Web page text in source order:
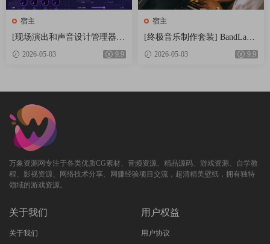
Sometimes you’ll want to capture these rich sonic performances and
happy accidents; enter Performance Recordinq. Performance
Recordinq prints the performance to the arranqer window providinq
the opportunity to edit, mix and further arranqe your ideas later on.
simply pluq in and enjoy pre-mapped pads, pots and buttons.
javascript API has been added for additoinal controller confiquratoin
plus support for Ableton Link. Supported controllers:
AKAI APC Key 25
AKAI APC mini
Novatoin Launchkey Mini MK2
Novatoin Launchkey MK3
Novatoin Launchpad Mini MK3
宿主
[现场演出和声音设计管理器]
Electric Smudge SnappySnap v
3.5.0 Patched Incl. Keygen-MO
2026-05-03 9.9
宿主
[终极音乐制作套装] BandLab
Cakewalk Sonar v32.04.0.063 In
cl Keygen-R2R [WiN]（329.6M
2026-05-03 9.9
万象资源网专注于各类优质CG素材、音频资源、精品源码、游戏资源、自学教
程、影视资源、网络技术分享、网赚经验项目交流，超清精美壁纸，拥有独特
领域的游戏资源。
关于我们
关于我们
用户权益
用户协议